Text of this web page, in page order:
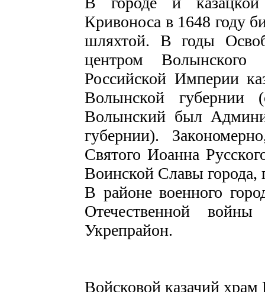
Кривоноса в 1648 году
шляхтой. В годы
центром Волынского
Российской Империи
Волынской
Волынский был
губернии).
Святого Иоанна
Воинской Славы
В районе военного
Отечественной
Укрепрайон.
Войсковой казачий храм